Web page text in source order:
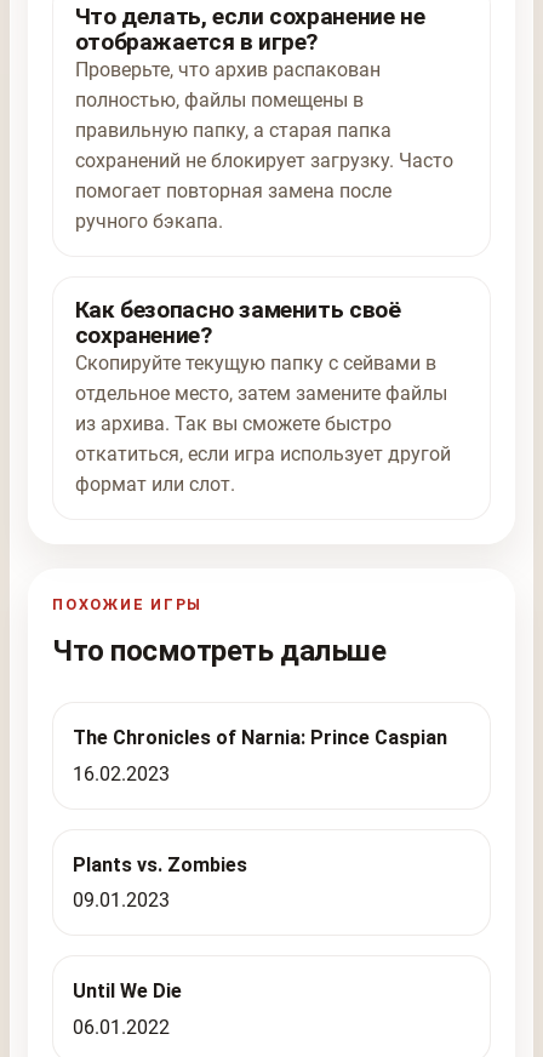
Что делать, если сохранение не
отображается в игре?
Проверьте, что архив распакован
полностью, файлы помещены в
правильную папку, а старая папка
сохранений не блокирует загрузку. Часто
помогает повторная замена после
ручного бэкапа.
Как безопасно заменить своё
сохранение?
Скопируйте текущую папку с сейвами в
отдельное место, затем замените файлы
из архива. Так вы сможете быстро
откатиться, если игра использует другой
формат или слот.
ПОХОЖИЕ ИГРЫ
Что посмотреть дальше
The Chronicles of Narnia: Prince Caspian
16.02.2023
Plants vs. Zombies
09.01.2023
Until We Die
06.01.2022